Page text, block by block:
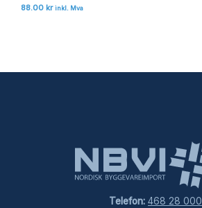
88.00 kr inkl. Mva
Telefon: 468 28 000